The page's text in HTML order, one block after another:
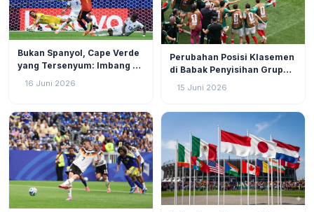
Bukan Spanyol, Cape Verde
yang Tersenyum: Imbang 0-
16 Juni 2026
Perubahan Posisi Klasemen
di Babak Penyisihan Grup
15 Juni 2026